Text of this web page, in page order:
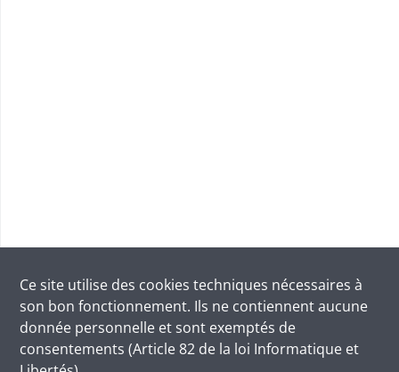
Ce site utilise des cookies techniques nécessaires à
son bon fonctionnement. Ils ne contiennent aucune
donnée personnelle et sont exemptés de
consentements (Article 82 de la loi Informatique et